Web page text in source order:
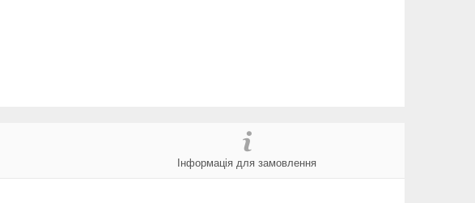
Інформація для замовлення